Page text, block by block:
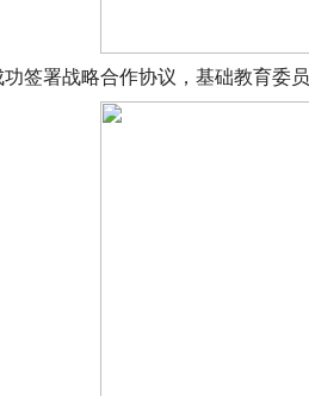
签署战略合作协议，基础教育委